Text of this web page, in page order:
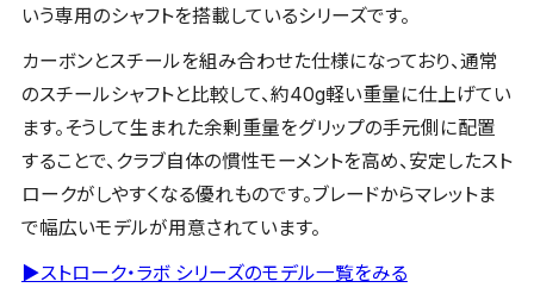
いう専用のシャフトを搭載しているシリーズです。
カーボンとスチールを組み合わせた仕様になっており、通常
のスチールシャフトと比較して、約40g軽い重量に仕上げてい
ます。そうして生まれた余剰重量をグリップの手元側に配置
することで、クラブ自体の慣性モーメントを高め、安定したスト
ロークがしやすくなる優れものです。ブレードからマレットま
で幅広いモデルが用意されています。
▶ストローク・ラボ シリーズのモデル一覧をみる